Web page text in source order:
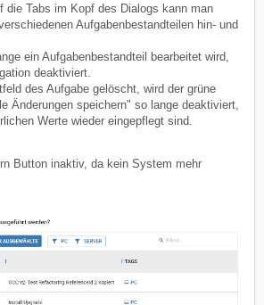
die Tabs im Kopf des Dialogs kann man
Aufgabenbestandteilen hin- und
ein Aufgabenbestandteil bearbeitet wird,
deaktiviert.
des Aufgabe gelöscht, wird der grüne
Änderungen speichern" so lange deaktiviert,
Werte wieder eingepflegt sind.
Button inaktiv, da kein System mehr